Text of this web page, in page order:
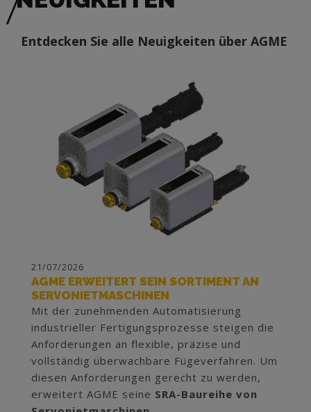
Entdecken Sie alle Neuigkeiten über AGME
21/07/2026
AGME ERWEITERT SEIN SORTIMENT AN
SERVONIETMASCHINEN
Mit der zunehmenden Automatisierung
industrieller Fertigungsprozesse steigen die
Anforderungen an flexible, präzise und
vollständig überwachbare Fügeverfahren. Um
diesen Anforderungen gerecht zu werden,
erweitert AGME seine SRA-Baureihe von